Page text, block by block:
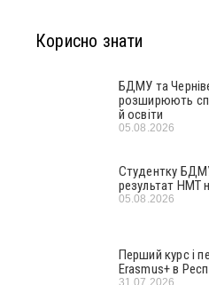
Корисно знати
БДМУ та
розширюють
й освіти
05.08.2026
Студентку
результат НМТ
05.08.2026
Перший курс і
Erasmus+ в
31.07.2026